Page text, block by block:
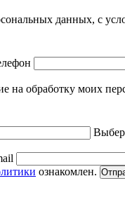
данных, с
на обработку моих
ознакомлен.